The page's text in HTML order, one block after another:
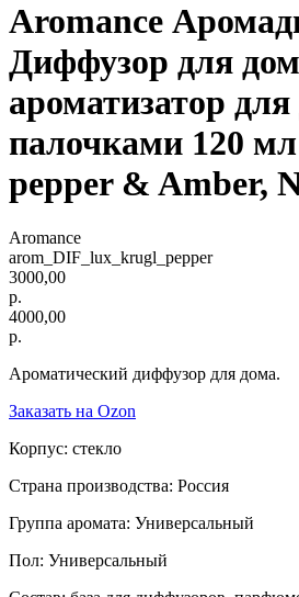
Aromance
Диффузор для
ароматизатор
палочками 120
pepper & Amber,
Aromance
arom_DIF_lux_krugl_pepper
3000,00
р.
4000,00
р.
Ароматический диффузор для дома.
Заказать на Ozon
Корпус: стекло
Страна производства: Россия
Группа аромата: Универсальный
Пол: Универсальный